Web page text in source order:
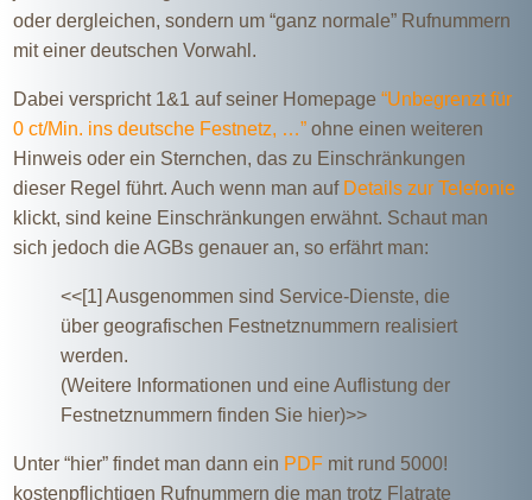
oder dergleichen, sondern um “ganz normale” Rufnummern
mit einer deutschen Vorwahl.
Dabei verspricht 1&1 auf seiner Homepage“Unbegrenzt für
0 ct/Min. ins deutsche Festnetz, …” ohne einen weiteren
Hinweis oder ein Sternchen, das zu Einschränkungen
dieser Regel führt. Auch wenn man auf Details zur Telefonie
klickt, sind keine Einschränkungen erwähnt. Schaut man
sich jedoch die AGBs genauer an, so erfährt man:
<<[1] Ausgenommen sind Service-Dienste, die
über geografischen Festnetznummern realisiert
werden.
(Weitere Informationen und eine Auflistung der
Festnetznummern finden Sie hier)>>
Unter “hier” findet man dann ein PDF mit rund 5000!
kostenpflichtigen Rufnummern die man trotz Flatrate